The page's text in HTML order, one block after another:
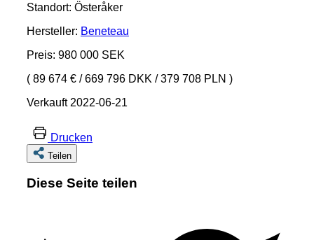
Standort: Österåker
Hersteller: Beneteau
Preis: 980 000 SEK
( 89 674 € /669 796 DKK /379 708 PLN )
Verkauft 2022-06-21
Drucken
Teilen
Diese Seite teilen